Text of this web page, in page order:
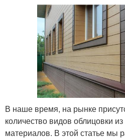
В наше время, на рынке
количество видов облицовки
материалов. В этой статье мы